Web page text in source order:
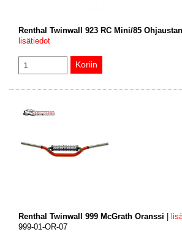
Renthal Twinwall 923 RC Mini/85
lisätiedot
Renthal Twinwall 999 McGrath Oranssi |
999-01-OR-07